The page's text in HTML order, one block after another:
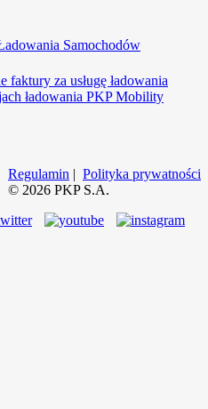
Samochodów
za usługę ładowania
ładowania PKP Mobility
Regulamin | Polityka prywatności
© 2026 PKP S.A.